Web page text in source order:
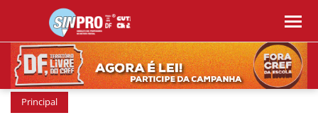
Principal